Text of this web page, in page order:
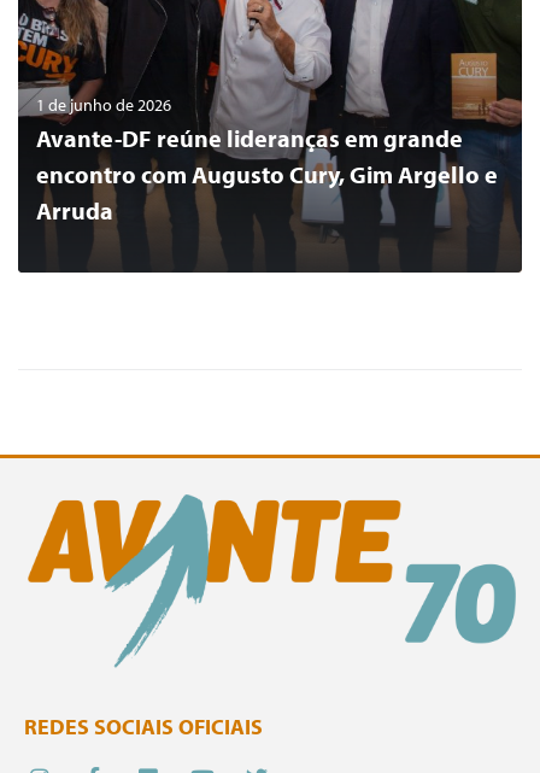
1 de junho de 2026
Avante-DF reúne lideranças em grande
encontro com Augusto Cury, Gim Argello e
Arruda
REDES SOCIAIS OFICIAIS